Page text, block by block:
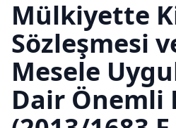
Mülkiyette
Sözleşmesi
Mesele
Dair Önemli